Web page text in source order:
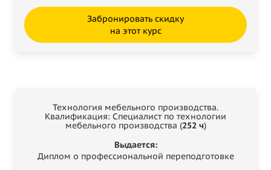
Забронировать скидку
на этот курс
Технология мебельного производства.
Квалификация: Специалист по технологии
мебельного производства (252 ч)
Выдается:
Диплом о профессиональной переподготовке